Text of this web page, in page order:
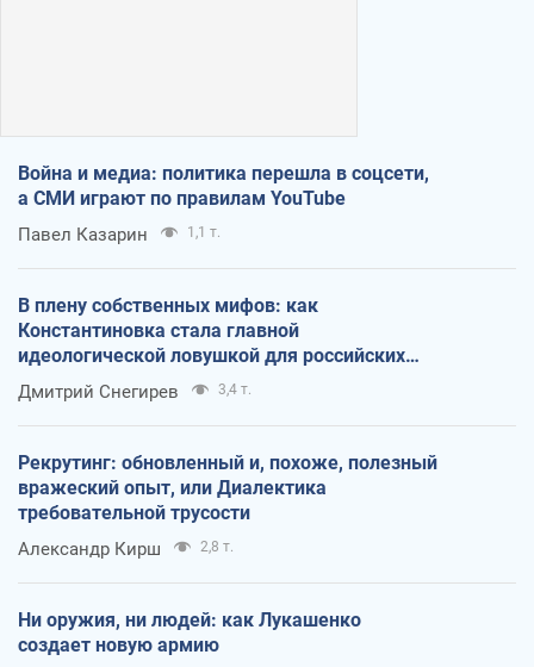
Война и медиа: политика перешла в соцсети,
а СМИ играют по правилам YouTube
Павел Казарин 1,1 т.
В плену собственных мифов: как
Константиновка стала главной
идеологической ловушкой для российских
оккупантов
Дмитрий Снегирев 3,4 т.
Рекрутинг: обновленный и, похоже, полезный
вражеский опыт, или Диалектика
требовательной трусости
Александр Кирш 2,8 т.
Ни оружия, ни людей: как Лукашенко
создает новую армию